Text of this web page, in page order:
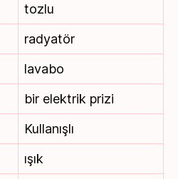
tozlu
radyatör
lavabo
bir elektrik prizi
Kullanışlı
ışık